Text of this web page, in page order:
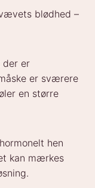
blødhed –
er
er sværere
en større
hen
kan mærkes